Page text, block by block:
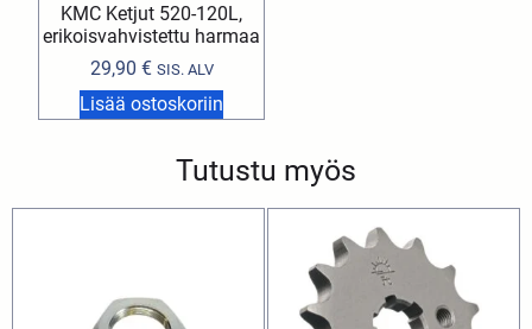
KMC Ketjut 520-120L,
erikoisvahvistettu harmaa
29,90 € SIS. ALV
Lisää ostoskoriin
Tutustu myös